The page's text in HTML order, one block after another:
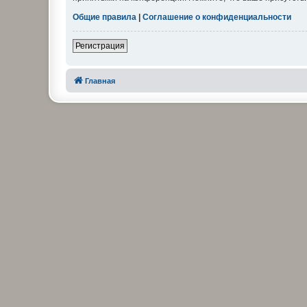
Общие правила | Соглашение о конфиденциальности
Регистрация
Главная